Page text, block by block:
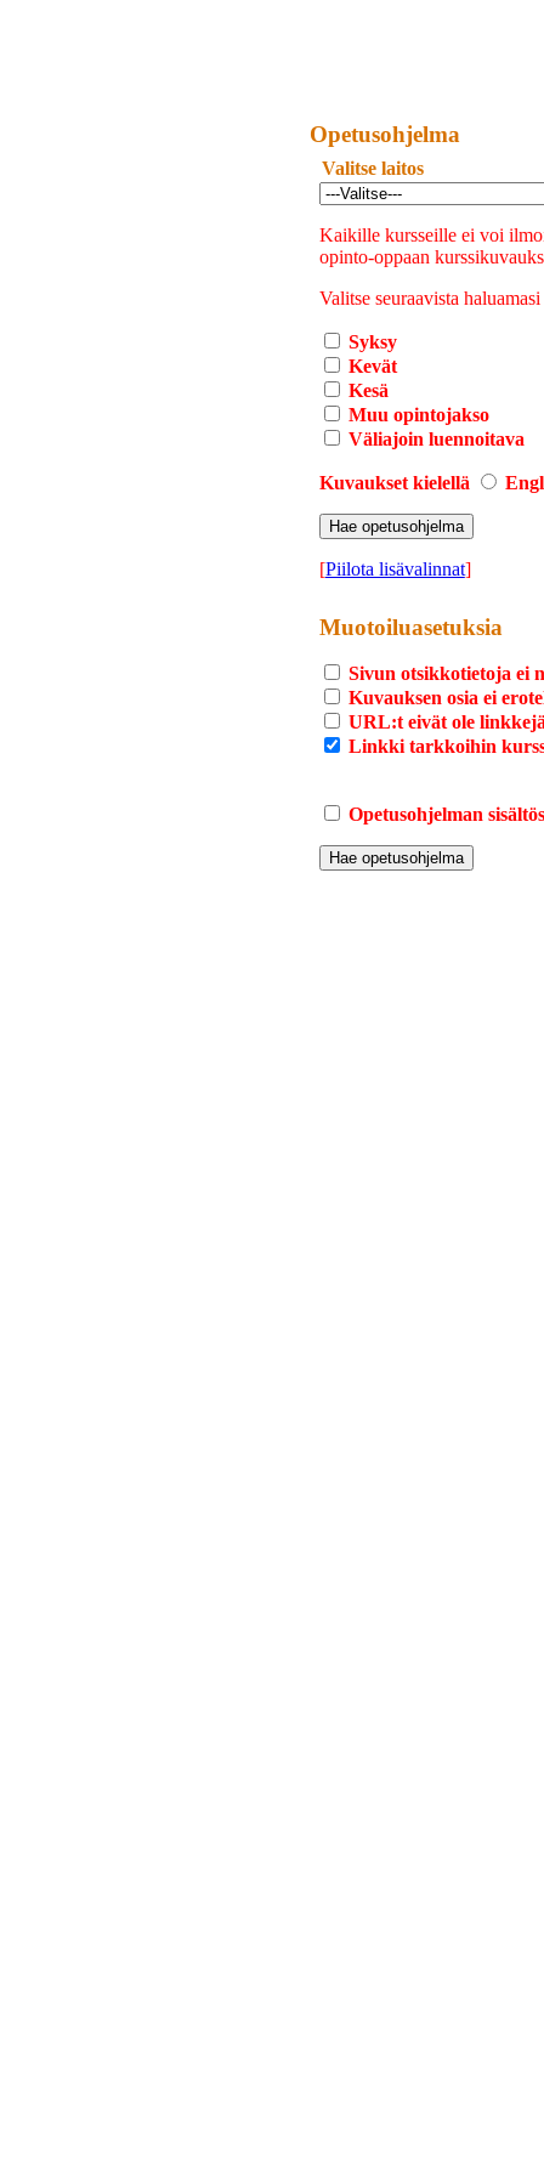
Opetusohjelma
Valitse laitos
Kaikille kursseille ei voi
opinto-oppaan
Valitse seuraavista
Syksy
Kevät
Kesä
Muu opintojakso
Väliajoin luennoitava
Kuvaukset kielellä
[Piilota lisävalinnat]
Muotoiluasetuksia
Sivun otsikkotietoja ei
Kuvauksen osia ei
URL:t eivät ole
Linkki tarkkoihin
Opetusohjelman